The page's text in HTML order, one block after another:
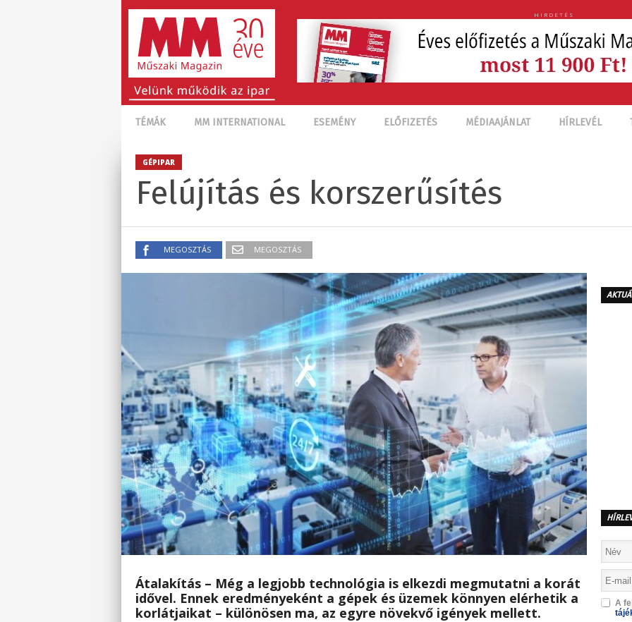
HIRDETÉS
TÉMÁK MM INTERNATIONAL ESEMÉNY ELŐFIZETÉS MÉDIAAJÁNLAT HÍRLEVÉL
GÉPIPAR
Felújítás és korszerűsítés
MEGOSZTÁS MEGOSZTÁS
Átalakítás – Még a legjobb technológia is elkezdi megmutatni a korát
idővel. Ennek eredményeként a gépek és üzemek könnyen elérhetik a
korlátjaikat – különösen ma, az egyre növekvő igények mellett.
A